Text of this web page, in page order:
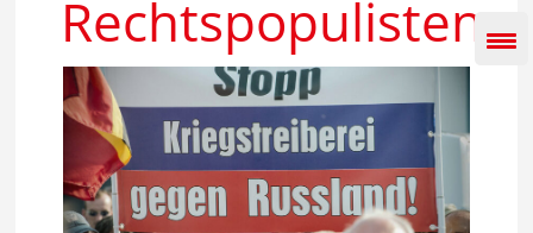
springenRechtspopulisten